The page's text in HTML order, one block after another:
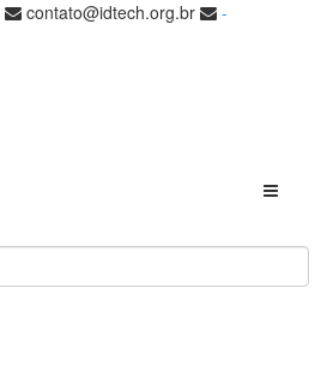
contato@idtech.org.br
-
Toggle